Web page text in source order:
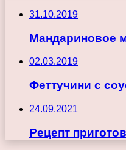
31.10.2019
Мандариновое
02.03.2019
Феттучини с
24.09.2021
Рецепт